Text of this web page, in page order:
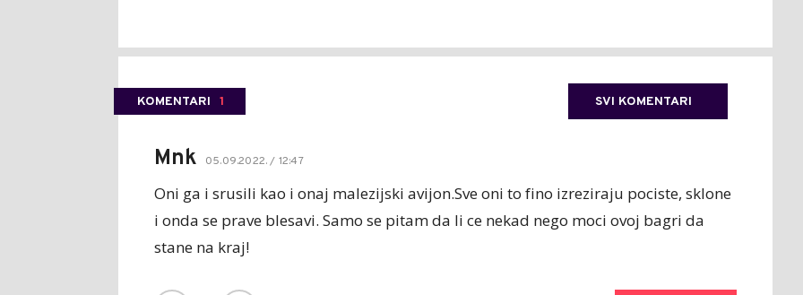
KOMENTARI 1 SVI KOMENTARI
Mnk 05.09.2022. / 12:47
Oni ga i srusili kao i onaj malezijski avijon.Sve oni to fino izreziraju pociste, sklone
i onda se prave blesavi. Samo se pitam da li ce nekad nego moci ovoj bagri da
stane na kraj!